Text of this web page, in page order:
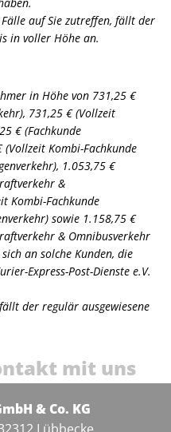
auf Sie zutreffen, fällt der
in voller Höhe an.
in Höhe von 731,25 €
731,25 € (Vollzeit
€ (Fachkunde
Kombi-Fachkunde
1.053,75 €
&
Kombi-Fachkunde
sowie 1.158,75 €
& Omnibusverkehr
an solche Kunden, die
Express-Post-Dienste e.V.
der regulär ausgewiesene
mit uns
& Co. KG